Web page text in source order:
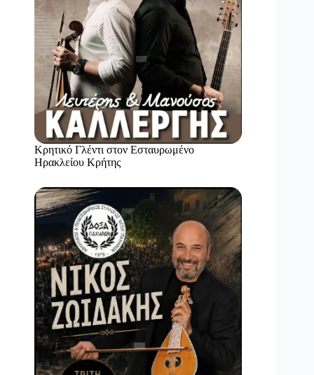
Κρητικό Γλέντι στον Εσταυρωμένο
Ηρακλείου Κρήτης